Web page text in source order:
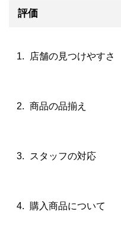
評価
店舗の見つけやすさ
商品の品揃え
スタッフの対応
購入商品について